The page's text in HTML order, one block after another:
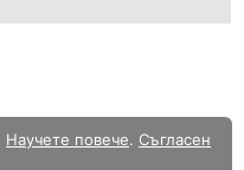
Научете повече. Съгласен